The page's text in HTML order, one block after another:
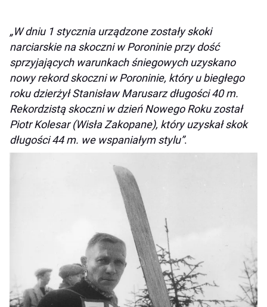
„W dniu 1 stycznia urządzone zostały skoki
narciarskie na skoczni w Poroninie przy dość
sprzyjających warunkach śniegowych uzyskano
nowy rekord skoczni w Poroninie, który u biegłego
roku dzierżył Stanisław Marusarz długości 40 m.
Rekordzistą skoczni w dzień Nowego Roku został
Piotr Kolesar (Wisła Zakopane), który uzyskał skok
długości 44 m. we wspaniałym stylu”.